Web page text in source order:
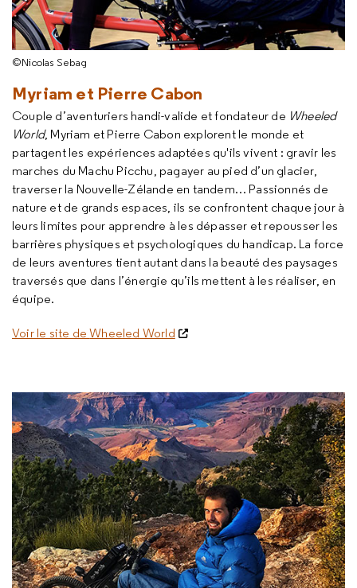
©Nicolas Sebag
Myriam et Pierre Cabon
Couple d’aventuriers handi-valide et fondateur de Wheeled
World, Myriam et Pierre Cabon explorent le monde et
partagent les expériences adaptées qu'ils vivent : gravir les
marches du Machu Picchu, pagayer au pied d’un glacier,
traverser la Nouvelle-Zélande en tandem… Passionnés de
nature et de grands espaces, ils se confrontent chaque jour à
leurs limites pour apprendre à les dépasser et repousser les
barrières physiques et psychologiques du handicap. La force
de leurs aventures tient autant dans la beauté des paysages
traversés que dans l’énergie qu’ils mettent à les réaliser, en
équipe.
Voir le site deWheeled World